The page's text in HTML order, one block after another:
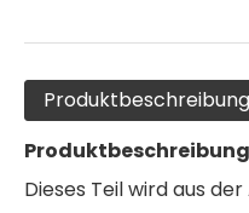
Produktbeschreibung
Dieses Teil wird aus